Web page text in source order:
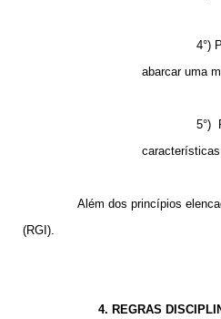
4°)
abarcar uma
5°)
características
Além dos princípios
(RGI).
4. REGRAS